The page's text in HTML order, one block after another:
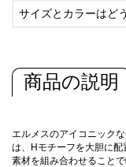
サイズとカラーはど
商品の説明
エルメスのアイコニック
は、Hモチーフを大胆に
素材を組み合わせること